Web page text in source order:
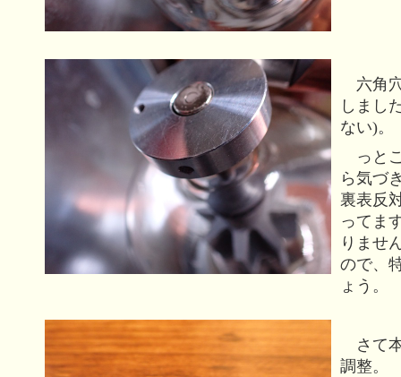
六角
しまし
ない)。
っと
ら気づ
裏表反
ってま
りませ
ので、
ょう。
さて
調整。